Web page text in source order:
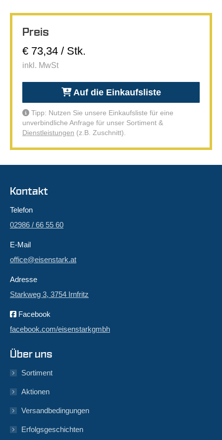
Preis
€ 73,34 / Stk.
inkl. MwSt
Auf die Einkaufsliste
Tipp: Nutzen Sie unsere Einkaufsliste für eine
unverbindliche Anfrage für unser Sortiment &
Dienstleistungen (z.B. Zuschnitt).
Kontakt
Telefon
02986 / 66 55 60
E-Mail
office@eisenstark.at
Adresse
Starkweg 3, 3754 Irnfritz
Facebook
facebook.com/eisenstarkgmbh
Über uns
Sortiment
Aktionen
Versandbedingungen
Erfolgsgeschichten